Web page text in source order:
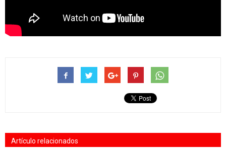
Artículo relacionados